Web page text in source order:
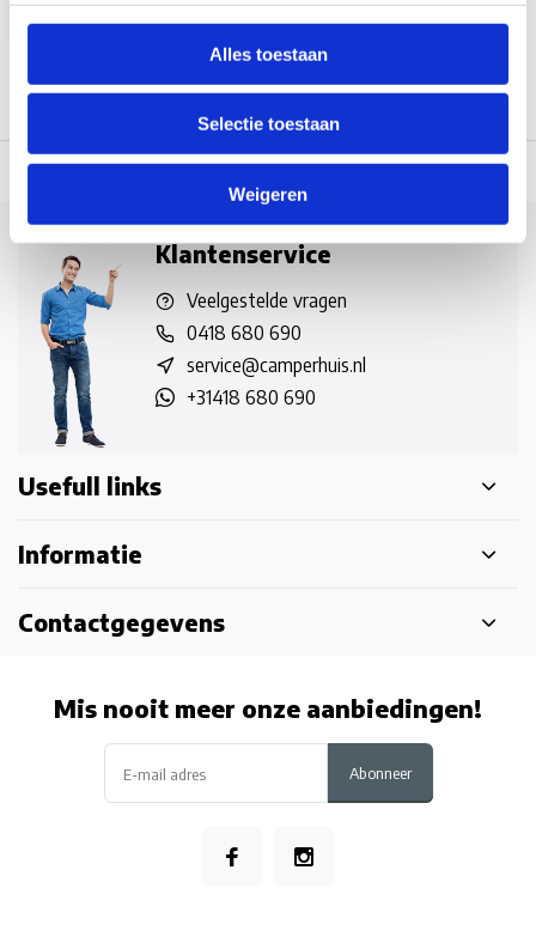
Alles toestaan
Selectie toestaan
Weigeren
Vergelijk
verzonden World
Klantenservice
Veelgestelde vragen
0418 680 690
service@camperhuis.nl
+31418 680 690
Usefull links
Informatie
Contactgegevens
Mis nooit meer onze aanbiedingen!
Abonneer